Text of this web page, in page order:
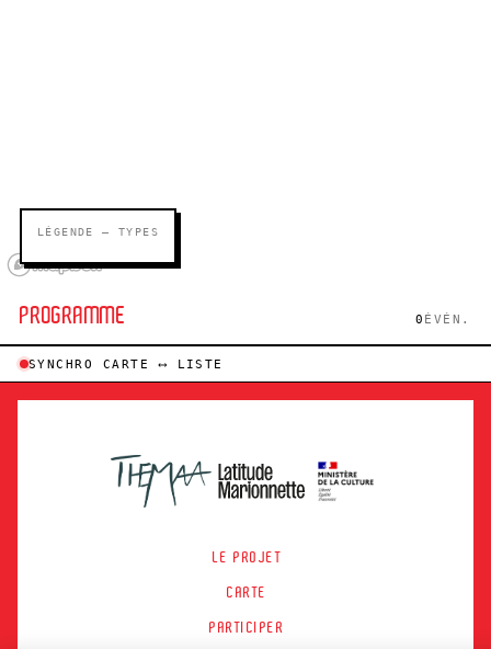
LÉGENDE — TYPES
PROGRAMME 0 ÉVÉN.
SYNCHRO CARTE ⟷ LISTE
LE PROJET
CARTE
PARTICIPER